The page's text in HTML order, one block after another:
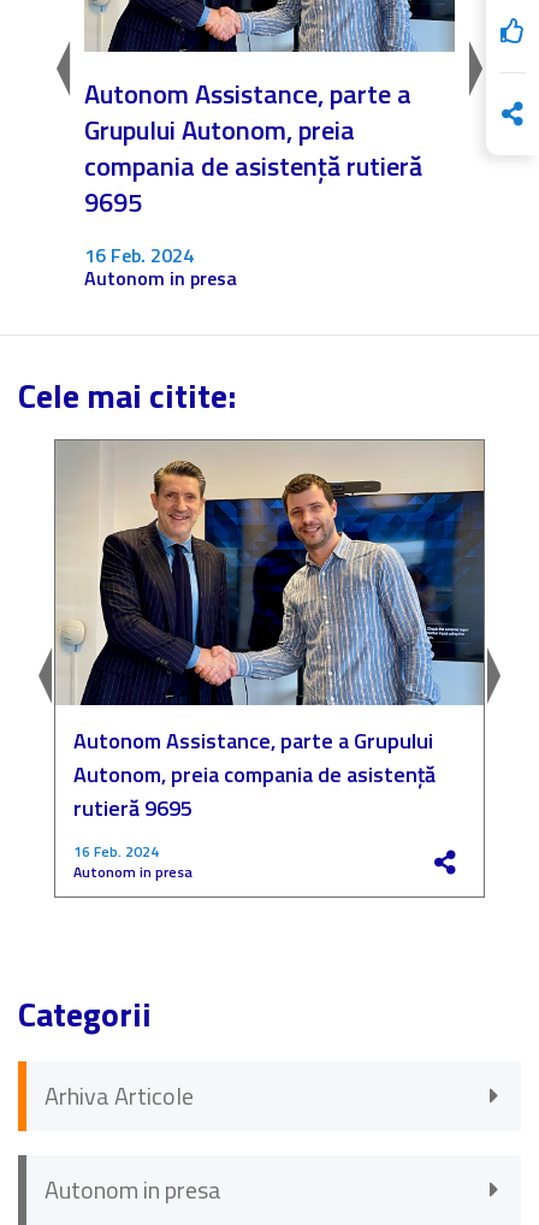
Autonom Assistance, parte a
Grupului Autonom, preia
compania de asistență rutieră
9695
16 Feb. 2024
Autonom in presa
❤️
Cele mai citite:
Autonom Assistance, parte a Grupului
Autonom, preia compania de asistență
rutieră 9695
16 Feb. 2024
Autonom in presa
Categorii
Arhiva Articole
Autonom in presa